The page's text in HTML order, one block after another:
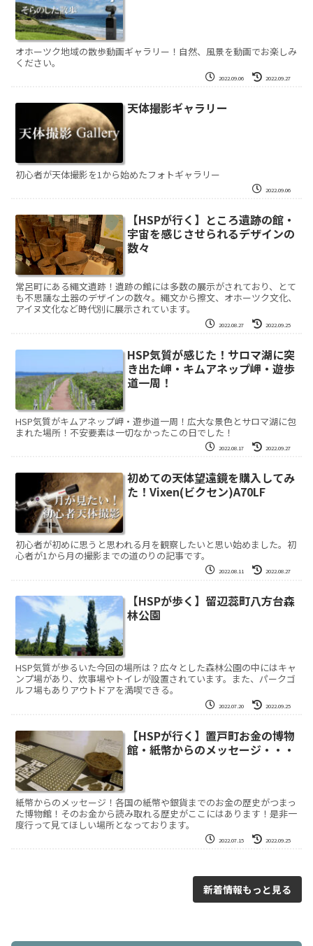
オホーツク地域の散歩動画ギャラリー！自然、風景を動画でお楽しみ
ください。
2022.09.06 2022.09.27
天体撮影ギャラリー
初心者が天体撮影を1から始めたフォトギャラリー
2022.09.06
【HSPが行く】ところ遺跡の館・
宇宙を感じさせられるデザインの
数々
常呂町にある縄文遺跡！遺跡の館には多数の展示がされており、とて
も不思議な土器のデザインの数々。縄文から擦文、オホーツク文化、
アイヌ文化など時代別に展示されています。
2022.08.27 2022.09.25
HSP気質が感じた！サロマ湖に突
き出た岬・キムアネップ岬・遊歩
道一周！
HSP気質がキムアネップ岬・遊歩道一周！広大な景色とサロマ湖に包
まれた場所！不安要素は一切なかったこの日でした！
2022.08.17 2022.09.27
初めての天体望遠鏡を購入してみ
た！Vixen(ビクセン)A70LF
初心者が初めに思うと思われる月を観察したいと思い始めました。初
心者が1から月の撮影までの道のりの記事です。
2022.08.11 2022.08.27
【HSPが歩く】留辺蕊町八方台森
林公園
HSP気質が歩るいた今回の場所は？広々とした森林公園の中にはキャ
ンプ場があり、炊事場やトイレが設置されています。また、パークゴ
ルフ場もありアウトドアを満喫できる。
2022.07.20 2022.09.25
【HSPが行く】置戸町お金の博物
館・紙幣からのメッセージ・・・
紙幣からのメッセージ！各国の紙幣や銀貨までのお金の歴史がつまっ
た博物館！そのお金から読み取れる歴史がここにはあります！是非一
度行って見てほしい場所となっております。
2022.07.15 2022.09.25
新着情報もっと見る